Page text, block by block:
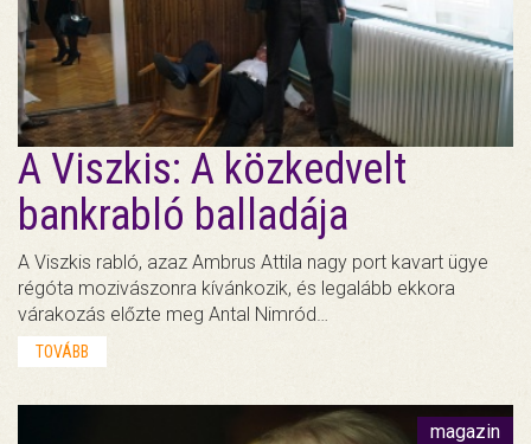
A Viszkis: A közkedvelt
bankrabló balladája
A Viszkis rabló, azaz Ambrus Attila nagy port kavart ügye
régóta mozivászonra kívánkozik, és legalább ekkora
várakozás előzte meg Antal Nimród…
TOVÁBB
magazin